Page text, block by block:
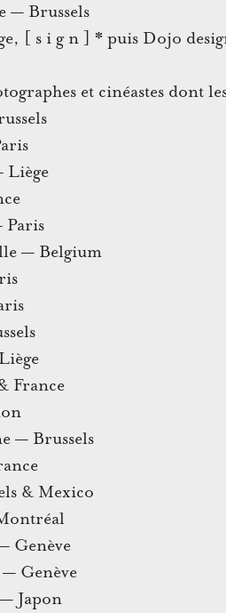
— Brussels
[ s i g n ] * puis Dojo
et cinéastes dont
Liège
Paris
— Belgium
France
— Brussels
& Mexico
Genève
Genève
Japon